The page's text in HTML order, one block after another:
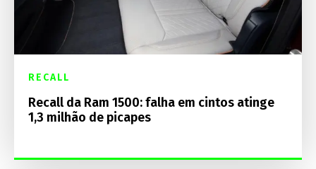
RECALL
Recall da Ram 1500: falha em cintos atinge
1,3 milhão de picapes